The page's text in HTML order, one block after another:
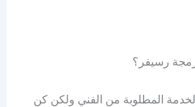
رسيفر؟
المطلوبة من الفني ولكن كن